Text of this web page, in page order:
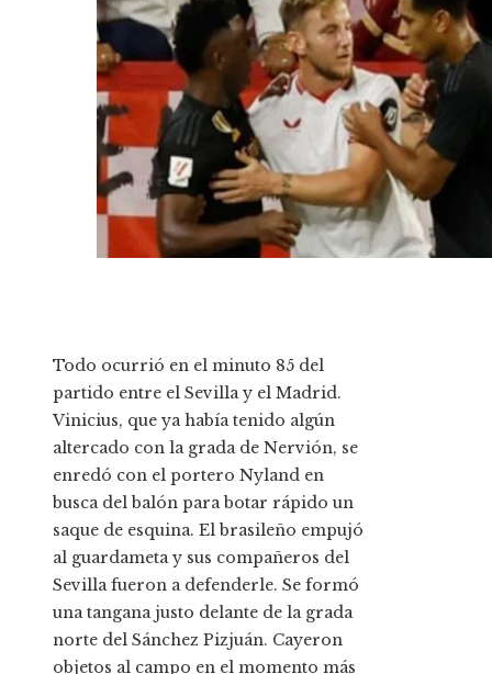
Todo ocurrió en el minuto 85 del
partido entre el Sevilla y el Madrid.
Vinicius, que ya había tenido algún
altercado con la grada de Nervión, se
enredó con el portero Nyland en
busca del balón para botar rápido un
saque de esquina. El brasileño empujó
al guardameta y sus compañeros del
Sevilla fueron a defenderle. Se formó
una tangana justo delante de la grada
norte del Sánchez Pizjuán. Cayeron
objetos al campo en el momento más